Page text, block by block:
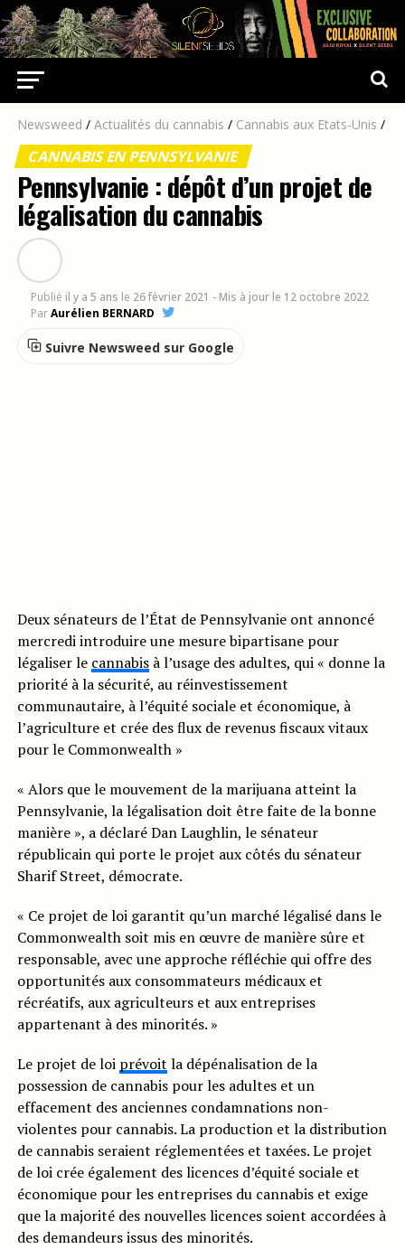
Newsweed / Actualités du cannabis / Cannabis aux Etats-Unis /
CANNABIS EN PENNSYLVANIE
Pennsylvanie : dépôt d’un projet de
légalisation du cannabis
Publié il y a 5 ans le 26 février 2021 - Mis à jour le 12 octobre 2022
ParAurélien BERNARD
Suivre Newsweed sur Google
Deux sénateurs de l’État de Pennsylvanie ont annoncé
mercredi introduire une mesure bipartisane pour
légaliser le cannabisà l’usage des adultes, qui « donne la
priorité à la sécurité, au réinvestissement
communautaire, à l’équité sociale et économique, à
l’agriculture et crée des flux de revenus fiscaux vitaux
pour le Commonwealth »
« Alors que le mouvement de la marijuana atteint la
Pennsylvanie, la légalisation doit être faite de la bonne
manière », a déclaré Dan Laughlin, le sénateur
républicain qui porte le projet aux côtés du sénateur
Sharif Street, démocrate.
« Ce projet de loi garantit qu’un marché légalisé dans le
Commonwealth soit mis en œuvre de manière sûre et
responsable, avec une approche réfléchie qui offre des
opportunités aux consommateurs médicaux et
récréatifs, aux agriculteurs et aux entreprises
appartenant à des minorités. »
Le projet de loi prévoit la dépénalisation de la
possession de cannabis pour les adultes et un
effacement des anciennes condamnations non-
violentes pour cannabis. La production et la distribution
de cannabis seraient réglementées et taxées. Le projet
de loi crée également des licences d’équité sociale et
économique pour les entreprises du cannabis et exige
que la majorité des nouvelles licences soient accordées à
des demandeurs issus des minorités.